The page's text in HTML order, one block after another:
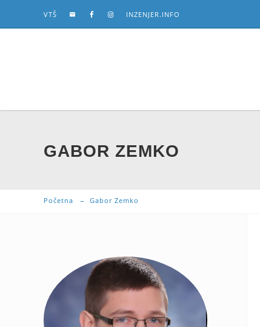
VTŠ INZENJER.INFO
GABOR ZEMKO
Početna Gabor Zemko